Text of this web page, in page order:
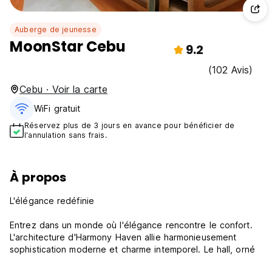
Auberge de jeunesse
MoonStar Cebu 9.2
(102 Avis)
Cebu · Voir la carte
WiFi gratuit
Réservez plus de 3 jours en avance pour bénéficier de
l'annulation sans frais.
À propos
L'élégance redéfinie
Entrez dans un monde où l'élégance rencontre le confort.
L'architecture d'Harmony Haven allie harmonieusement
sophistication moderne et charme intemporel. Le hall, orné